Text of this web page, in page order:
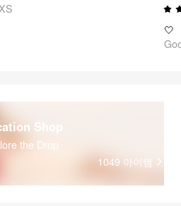
🤍
Shop
the Drop
1049 아이템